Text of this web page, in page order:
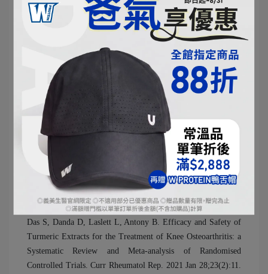
也有個體上的差異，或是受限於樣本數較小
以及試驗時間較短等因素，造就實驗結果具
有異質性。因此未來勢必還會有更多人投入
研究薑黃萃取物，以確認薑黃素所帶來的好
📖 本段參考資料來源：
Qin S, Huang L, Gong J, Shen S, Huang J, Ren H, Hu H.
Efficacy and safety of turmeric and curcumin in lowering
blood lipid levels in patients with cardiovascular risk factors: a
meta-analysis of randomized controlled trials. Nutr J. 2017 Oct
11;16(1):68. doi: 10.1186/s12937-017-0293-y. PMID:
29020971; PMCID: PMC5637251.
Wang Z, Singh A, Jones G, Winzenberg T, Ding C, Chopra A,
Das S, Danda D, Laslett L, Antony B. Efficacy and Safety of
Turmeric Extracts for the Treatment of Knee Osteoarthritis: a
Systematic Review and Meta-analysis of Randomised
Controlled Trials. Curr Rheumatol Rep. 2021 Jan 28;23(2):11.